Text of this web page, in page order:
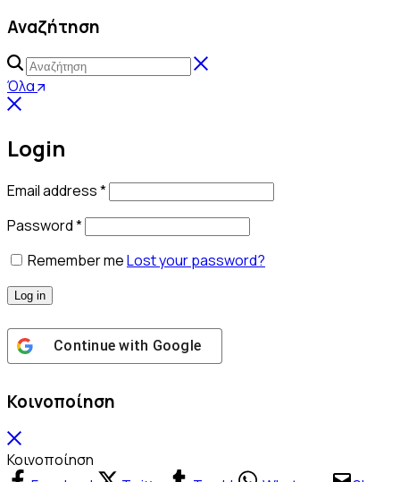
Αναζήτηση
Αναζήτηση
Όλα
Login
Email address*Απαιτείται
Password*Απαιτείται
Remember meLost your password?
Log in
Continue with Google
Κοινοποίηση
Κοινοποίηση